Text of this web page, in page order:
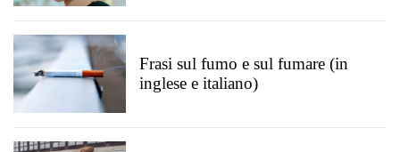
Frasi sul fumo e sul fumare (in
inglese e italiano)